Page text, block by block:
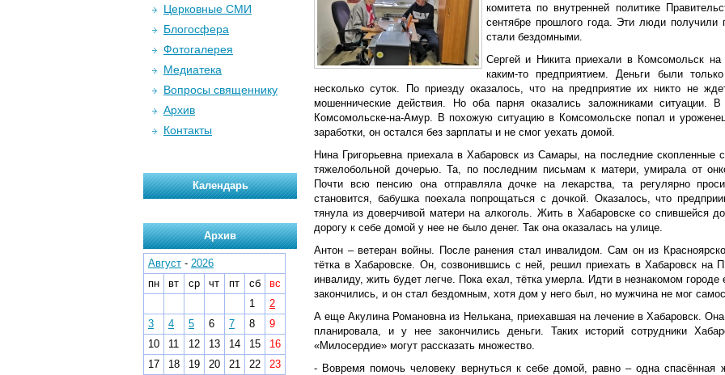
комитета по внутренней политике
сентябре прошлого года. Эти люди
стали бездомными.
Сергей и Никита приехали в Комсомольск на
каким-то предприятием. Деньги были
несколько суток. По приезду оказалось, что на предприятие их никто не
мошеннические действия. Но оба парня оказались заложниками ситуации.
Комсомольске-на-Амур. В похожую ситуацию в Комсомольске попал и
заработки, он остался без зарплаты и не смог уехать домой.
Нина Григорьевна приехала в Хабаровск из Самары, на последние скопленные
тяжелобольной дочерью. Та, по последним письмам к матери, умирала от
Почти всю пенсию она отправляла дочке на лекарства, та регулярно
становится, бабушка поехала попрощаться с дочкой. Оказалось, что
тянула из доверчивой матери на алкоголь. Жить в Хабаровске со спившейся
дорогу к себе домой у нее не было денег. Так она оказалась на улице.
Антон – ветеран войны. После ранения стал инвалидом. Сам он из
тётка в Хабаровске. Он, созвонившись с ней, решил приехать в Хабаровск
инвалиду, жить будет легче. Пока ехал, тётка умерла. Идти в незнакомом
закончились, и он стал бездомным, хотя дом у него был, но мужчина не мог
А еще Акулина Романовна из Нелькана, приехавшая на лечение в Хабаровск.
планировала, и у нее закончились деньги. Таких историй сотрудники
«Милосердие» могут рассказать множество.
- Вовремя помочь человеку вернуться к себе домой, равно – одна спасённая
Церковные СМИ
Блогосфера
Фотогалерея
Медиатека
Вопросы священнику
Архив
Контакты
Календарь
Архив
Август - 2026
пн
вт ср чт пт сб
вс
1
2
3
4 5 6 7 8
9
10
11 12 13 14 15
16
17
18 19 20 21 22
23